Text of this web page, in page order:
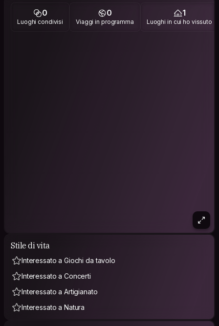
0
Luoghi condivisi
0
Viaggi in programma
1
Luoghi in cui ho vissuto
Stile di vita
Interessato a Giochi da tavolo
Interessato a Concerti
Interessato a Artigianato
Interessato a Natura